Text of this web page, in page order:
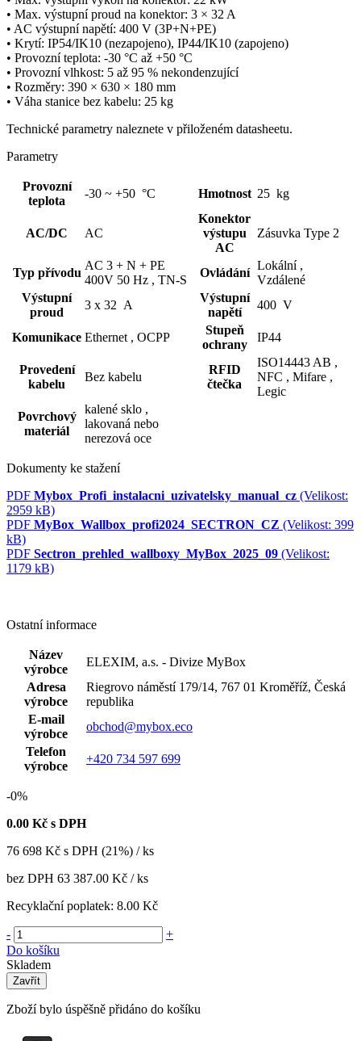
• Max. výstupní proud na konektor: 3 × 32 A
• AC výstupní napětí: 400 V (3P+N+PE)
• Krytí: IP54/IK10 (nezapojeno), IP44/IK10 (zapojeno)
• Provozní teplota: -30 °C až +50 °C
• Provozní vlhkost: 5 až 95 % nekondenzující
• Rozměry: 390 × 630 × 180 mm
• Váha stanice bez kabelu: 25 kg
Technické parametry naleznete v přiloženém datasheetu.
Parametry
Provozní
teplota
-30 ~ +50 °C Hmotnost 25 kg
AC/DC AC
Konektor
výstupu
AC
Zásuvka Type 2
Typ přívodu
AC 3 + N + PE
400V 50 Hz , TN-S
Ovládání
Lokální ,
Vzdálené
Výstupní
proud
3 x 32 A
Výstupní
napětí
400 V
Komunikace Ethernet , OCPP
Stupeň
ochrany
IP44
Provedení
kabelu
Bez kabelu
RFID
čtečka
ISO14443 AB ,
NFC , Mifare ,
Legic
Povrchový
materiál
kalené sklo ,
lakovaná nebo
nerezová oce
Dokumenty ke stažení
PDF Mybox_Profi_instalacni_uzivatelsky_manual_cz (Velikost:
2959 kB)
PDF MyBox_Wallbox_profi2024_SECTRON_CZ (Velikost: 399
kB)
PDF Sectron_prehled_wallboxy_MyBox_2025_09 (Velikost:
1179 kB)
Ostatní informace
Název
výrobce
ELEXIM, a.s. - Divize MyBox
Adresa
výrobce
Riegrovo náměstí 179/14, 767 01 Kroměříž, Česká
republika
E-mail
výrobce
obchod@mybox.eco
Telefon
výrobce
+420 734 597 699
-0%
0.00 Kč s DPH
76 698 Kč s DPH (21%) / ks
bez DPH 63 387.00 Kč / ks
Recyklační poplatek: 8.00 Kč
-
+
Do košíku
Skladem
Zavřít
Zboží bylo úspěšně přidáno do košíku